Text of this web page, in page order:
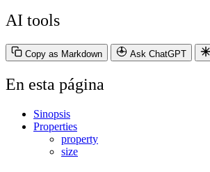
AI tools
Copy as Markdown Ask ChatGPT
En esta página
Sinopsis
Properties
property
size